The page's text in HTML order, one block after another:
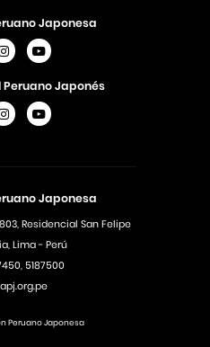
Japonesa
Residencial San Felipe
Lima - Perú
5187500
Japonesa
Japonés
Peruano Japonesa